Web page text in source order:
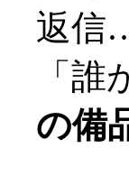
返信
「
の備